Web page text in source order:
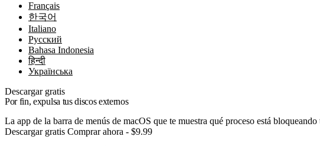
Français
한국어
Italiano
Русский
Bahasa Indonesia
हिन्दी
Українська
Descargar gratis
Por fin, expulsa tus discos externos
La app de la barra de menús de macOS que te muestra qué proceso está
Descargar gratis Comprar ahora - $9.99